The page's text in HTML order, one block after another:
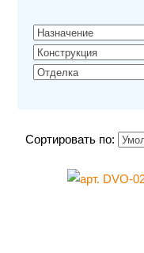
Сортировать по: